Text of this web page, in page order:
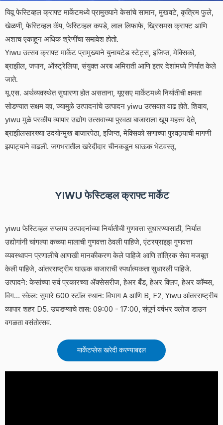
यिवू फेस्टिव्हल क्राफ्ट मार्केटमध्ये प्रामुख्याने केसांचे सामान, मुखवटे, कृत्रिम फुले,
खेळणी, फेस्टिव्हल कॅप, फेस्टिव्हल कपडे, लाल लिफाफे, ख्रिसमस क्राफ्ट आणि
अशाच एकाहून अधिक श्रेणींचा समावेश होतो.
Yiwu उत्सव क्राफ्ट मार्केट प्रामुख्याने युनायटेड स्टेट्स, इजिप्त, मेक्सिको,
ब्राझील, जपान, ऑस्ट्रेलिया, संयुक्त अरब अमिराती आणि इतर देशांमध्ये निर्यात केले
जाते.
यू.एस. अर्थव्यवस्थेत सुधारणा होत असताना, यूएसए मार्केटमध्ये निर्यातीची क्षमता
सोडण्यात सक्षम व्हा, ज्यामुळे उत्पादनांचे उत्पादन yiwu उत्सवात वाढ होते. शिवाय,
yiwu मुळे परकीय व्यापार उद्योग उत्सवाच्या पुरवठा बाजाराला खूप महत्त्व देते,
ब्राझीलसारख्या उदयोन्मुख बाजारपेठा, इजिप्त, मेक्सिको सणाच्या पुरवठ्याची मागणी
झपाट्याने वाढली. जगभरातील खरेदीदार चीनकडून घाऊक भेटवस्तू.
YIWU फेस्टिव्हल क्राफ्ट मार्केट
yiwu फेस्टिव्हल सप्लाय उत्पादनांच्या निर्यातीची गुणवत्ता सुधारण्यासाठी, निर्यात
उद्योगांनी चांगल्या कच्च्या मालाची गुणवत्ता ठेवली पाहिजे, एंटरप्राइझ गुणवत्ता
व्यवस्थापन प्रणालीचे आणखी मानकीकरण केले पाहिजे आणि तांत्रिक सेवा मजबूत
केली पाहिजे, आंतरराष्ट्रीय घाऊक बाजाराची स्पर्धात्मकता सुधारली पाहिजे.
उत्पादने: केसांच्या सर्व प्रकारच्या ॲक्सेसरीज, हेअर बँड, हेअर क्लिप, हेअर कॉम्ब्स,
विग… स्केल: सुमारे 600 स्टॉल स्थान: विभाग A आणि B, F2, Yiwu आंतरराष्ट्रीय
व्यापार शहर D5. उघडण्याचे तास: 09:00 - 17:00, संपूर्ण वर्षभर क्लोज डाउन
वगळता वसंतोत्सव.
मार्केटप्लेस खरेदी करण्याबद्दल